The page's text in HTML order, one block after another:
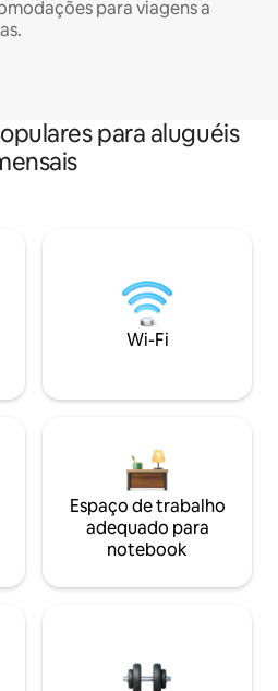
para viagens a
para aluguéis
Wi-Fi
Espaço de trabalho
adequado para
notebook